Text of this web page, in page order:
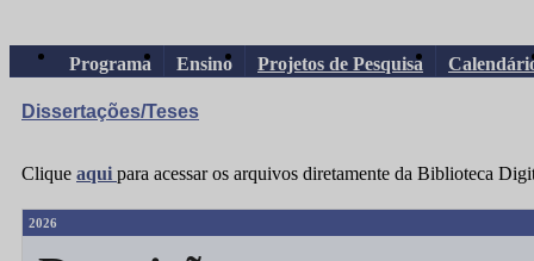
Programa Ensino Projetos de Pesquisa
Dissertações/Teses
Clique aqui para acessar os arquivos diretamente da Biblioteca
2026